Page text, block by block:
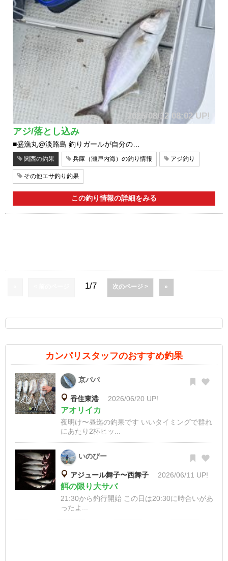
2025/08/12 08:02 UP!
アジ/落とし込み
■盛漁丸@淡路島 釣りガールが自分の…
関西の釣果 兵庫（瀬戸内海）の釣り情報 アジ釣り
その他エサ釣り釣果
この釣り情報の詳細をみる
1/7 次のページ > »
カンパリスタッフのおすすめ釣果
京パパ
香住東港 2026/06/20 UP!
アオリイカ
夜明け〜昼迄の釣果です いいタイミングで群れ
にあたり2杯ヒッ...
いのぴー
アジュール舞子〜西舞子 2026/06/11 UP!
餌の限り大サバ
21:30から釣行開始 この日は20:30に時合いがあ
ったよ...